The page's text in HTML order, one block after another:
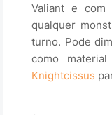
Valiant e
qualquer
turno. Pode
como
Knightcissus